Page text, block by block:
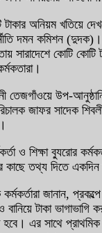
অনিয়ম খতিয়ে
দমন কমিশন
কোটি কোটি
তেজগাঁওয়ে উপ-
জাফর সাদেক
ও শিক্ষা ব্যুরোর
কাছে তথ্য দিতে একদিন
জানান,
টাকা ভাগাভাগি
এর সাথে প্রাথমিক